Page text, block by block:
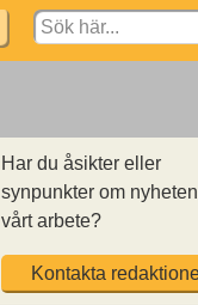
Search
for:
Har du åsikter eller
synpunkter om
vårt arbete?
Kontakta